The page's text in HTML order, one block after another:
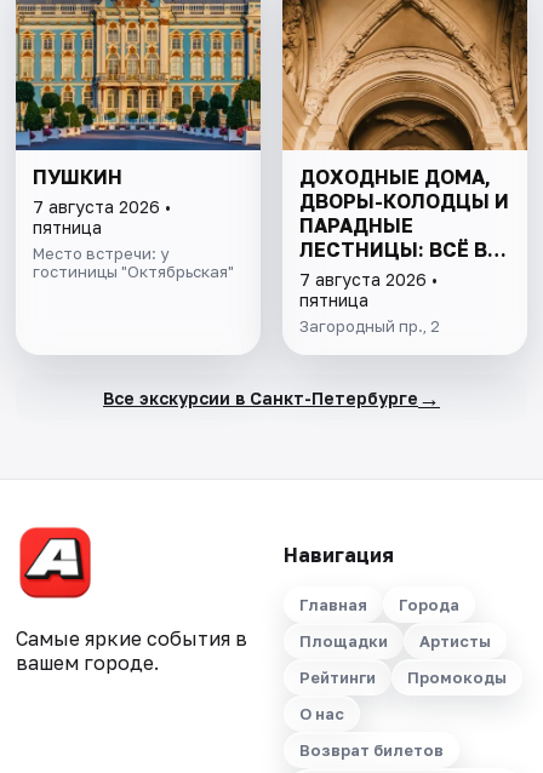
ПУШКИН
7 августа 2026 •
пятница
Место встречи: у
гостиницы "Октябрьская"
ДОХОДНЫЕ ДОМА,
ДВОРЫ-КОЛОДЦЫ И
ПАРАДНЫЕ
ЛЕСТНИЦЫ: ВСЁ В
ОДНОЙ ПРОГУЛКЕ
7 августа 2026 •
пятница
Загородный пр., 2
Все экскурсии в Санкт-Петербурге →
Самые яркие события в
вашем городе.
Навигация
Главная
Города
Площадки
Артисты
Рейтинги
Промокоды
О нас
Возврат билетов